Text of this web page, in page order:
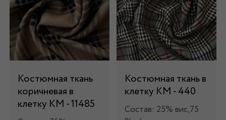
Костюмная ткань
коричневая в
клетку КМ - 11485
Костюмная ткань в
клетку КМ - 440
Состав: 25% вис,75